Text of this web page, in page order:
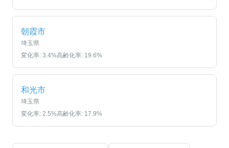
朝霞市
埼玉県
変化率: 3.4%高齢化率: 19.6%
和光市
埼玉県
変化率: 2.5%高齢化率: 17.9%